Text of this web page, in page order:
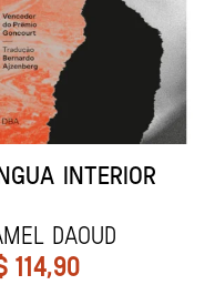
Kurkov
139,90